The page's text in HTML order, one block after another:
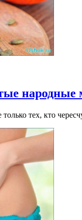
народные
тех, кто